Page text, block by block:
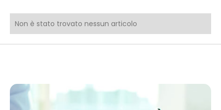
Non è stato trovato nessun articolo